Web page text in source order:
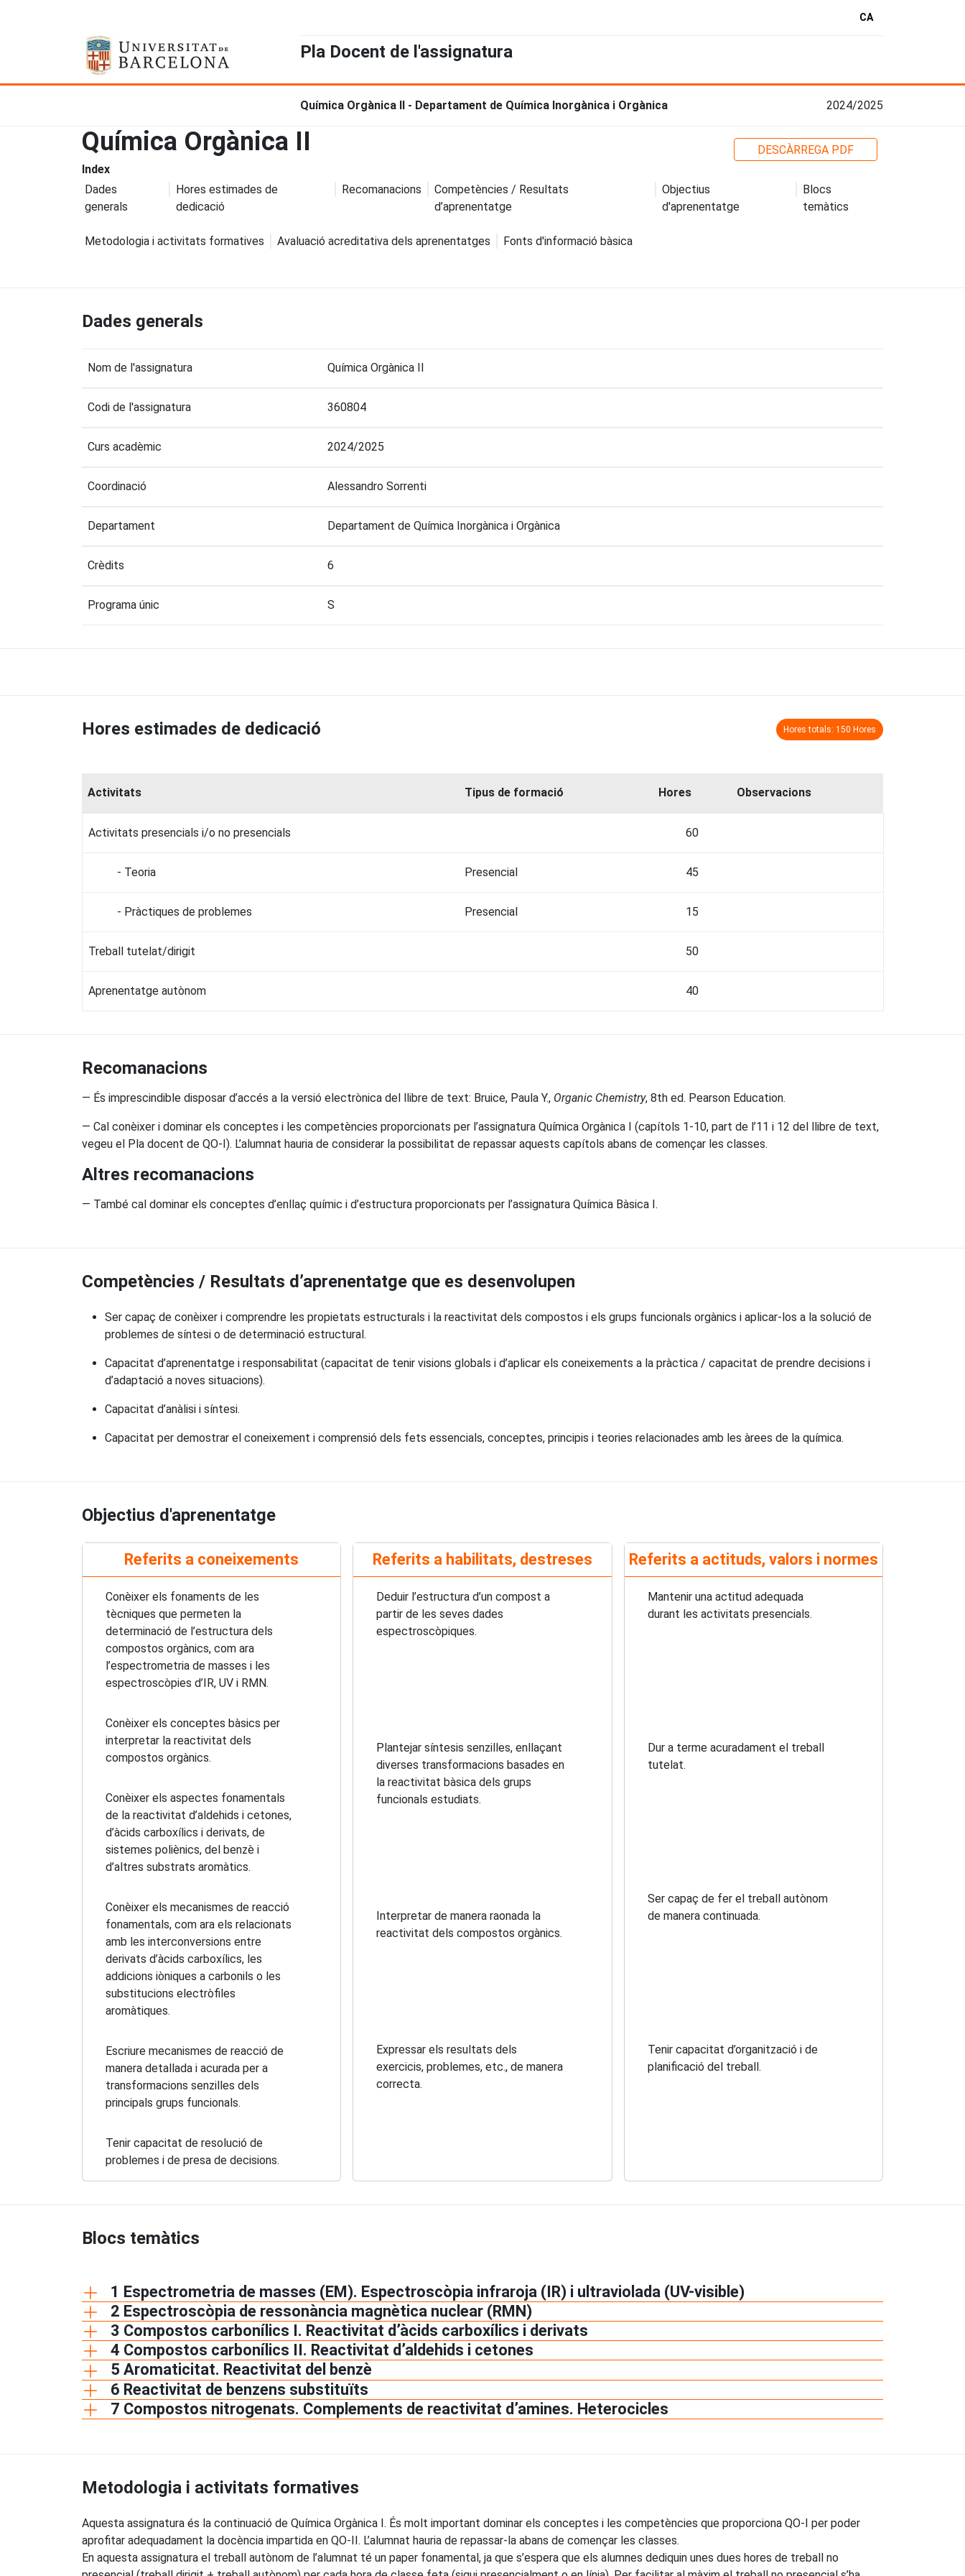
CA
Pla Docent de l'assignatura
Química Orgànica II - Departament de Química Inorgànica i Orgànica 2024/2025
Química Orgànica II
DESCÀRREGA PDF
Index
Dades
generals
Hores estimades de
dedicació
Recomanacions
Competències / Resultats
d’aprenentatge
Objectius
d'aprenentatge
Blocs
temàtics
Metodologia i activitats formatives Avaluació acreditativa dels aprenentatges Fonts d'informació bàsica
Dades generals
Nom de l'assignatura Química Orgànica II
Codi de l'assignatura 360804
Curs acadèmic 2024/2025
Coordinació Alessandro Sorrenti
Departament Departament de Química Inorgànica i Orgànica
Crèdits 6
Programa únic S
Hores estimades de dedicació Hores totals: 150 Hores
Activitats Tipus de formació Hores Observacions
Activitats presencials i/o no presencials 60
- Teoria Presencial 45
- Pràctiques de problemes Presencial 15
Treball tutelat/dirigit 50
Aprenentatge autònom 40
Recomanacions
— És imprescindible disposar d’accés a la versió electrònica del llibre de text: Bruice, Paula Y., Organic Chemistry, 8th ed. Pearson Education.
— Cal conèixer i dominar els conceptes i les competències proporcionats per l’assignatura Química Orgànica I (capítols 1-10, part de l’11 i 12 del llibre de text,
vegeu el Pla docent de QO-I). L’alumnat hauria de considerar la possibilitat de repassar aquests capítols abans de començar les classes.
Altres recomanacions
— També cal dominar els conceptes d’enllaç químic i d’estructura proporcionats per l’assignatura Química Bàsica I.
Competències / Resultats d’aprenentatge que es desenvolupen
Ser capaç de conèixer i comprendre les propietats estructurals i la reactivitat dels compostos i els grups funcionals orgànics i aplicar-los a la solució de
problemes de síntesi o de determinació estructural.
Capacitat d’aprenentatge i responsabilitat (capacitat de tenir visions globals i d’aplicar els coneixements a la pràctica / capacitat de prendre decisions i
d’adaptació a noves situacions).
Capacitat d’anàlisi i síntesi.
Capacitat per demostrar el coneixement i comprensió dels fets essencials, conceptes, principis i teories relacionades amb les àrees de la química.
Objectius d'aprenentatge
Referits a coneixements
Conèixer els fonaments de les
tècniques que permeten la
determinació de l’estructura dels
compostos orgànics, com ara
l’espectrometria de masses i les
espectroscòpies d’IR, UV i RMN.
Conèixer els conceptes bàsics per
interpretar la reactivitat dels
compostos orgànics.
Conèixer els aspectes fonamentals
de la reactivitat d’aldehids i cetones,
d’àcids carboxílics i derivats, de
sistemes poliènics, del benzè i
d’altres substrats aromàtics.
Conèixer els mecanismes de reacció
fonamentals, com ara els relacionats
amb les interconversions entre
derivats d’àcids carboxílics, les
addicions iòniques a carbonils o les
substitucions electròfiles
aromàtiques.
Escriure mecanismes de reacció de
manera detallada i acurada per a
transformacions senzilles dels
principals grups funcionals.
Tenir capacitat de resolució de
problemes i de presa de decisions.
Referits a habilitats, destreses
Deduir l’estructura d’un compost a
partir de les seves dades
espectroscòpiques.
Plantejar síntesis senzilles, enllaçant
diverses transformacions basades en
la reactivitat bàsica dels grups
funcionals estudiats.
Interpretar de manera raonada la
reactivitat dels compostos orgànics.
Expressar els resultats dels
exercicis, problemes, etc., de manera
correcta.
Referits a actituds, valors i normes
Mantenir una actitud adequada
durant les activitats presencials.
Dur a terme acuradament el treball
tutelat.
Ser capaç de fer el treball autònom
de manera continuada.
Tenir capacitat d’organització i de
planificació del treball.
Blocs temàtics
1 Espectrometria de masses (EM). Espectroscòpia infraroja (IR) i ultraviolada (UV-visible)
2 Espectroscòpia de ressonància magnètica nuclear (RMN)
3 Compostos carbonílics I. Reactivitat d’àcids carboxílics i derivats
4 Compostos carbonílics II. Reactivitat d’aldehids i cetones
5 Aromaticitat. Reactivitat del benzè
6 Reactivitat de benzens substituïts
7 Compostos nitrogenats. Complements de reactivitat d’amines. Heterocicles
Metodologia i activitats formatives
Aquesta assignatura és la continuació de Química Orgànica I. És molt important dominar els conceptes i les competències que proporciona QO-I per poder
aprofitar adequadament la docència impartida en QO-II. L’alumnat hauria de repassar-la abans de començar les classes.
En aquesta assignatura el treball autònom de l’alumnat té un paper fonamental, ja que s’espera que els alumnes dediquin unes dues hores de treball no